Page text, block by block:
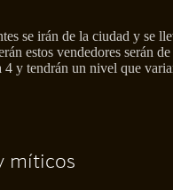
se irán de la ciudad y se
estos vendedores serán de
4 y tendrán un nivel que
míticos